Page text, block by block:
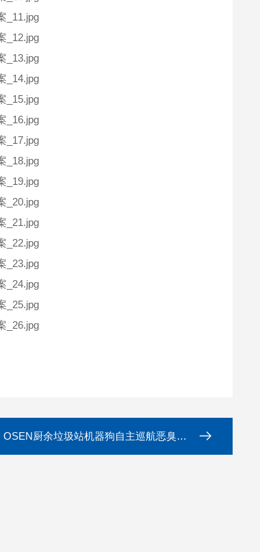
OSEN厨余垃圾站机器狗自主巡航恶臭监测系统